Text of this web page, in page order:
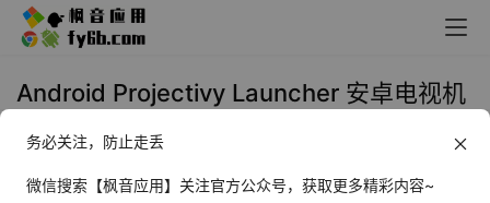
Android Projectivy Launcher 安卓电视机
2023年7月25日 11:16 生活相关
务必关注，防止走丢
微信搜索【枫音应用】关注官方公众号，获取更多精彩内容~